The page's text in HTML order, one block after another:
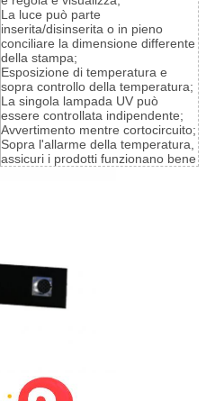
La luce può parte
inserita/disinserita o in pieno
conciliare la dimensione differente
della stampa;
Esposizione di temperatura e
sopra controllo della temperatura;
La singola lampada UV può
essere controllata indipendente;
Avvertimento mentre cortocircuito;
Sopra l'allarme della temperatura,
assicuri i prodotti funzionano bene